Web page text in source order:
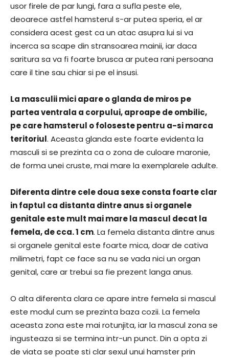
usor firele de par lungi, fara a sufla peste ele,
deoarece astfel hamsterul s-ar putea speria, el ar
considera acest gest ca un atac asupra lui si va
incerca sa scape din stransoarea mainii, iar daca
saritura sa va fi foarte brusca ar putea rani persoana
care il tine sau chiar si pe el insusi.
La masculii mici apare o glanda de miros pe
partea ventrala a corpului, aproape de ombilic,
pe care hamsterul o foloseste pentru a-si marca
teritoriul. Aceasta glanda este foarte evidenta la
masculi si se prezinta ca o zona de culoare maronie,
de forma unei cruste, mai mare la exemplarele adulte.
Diferenta dintre cele doua sexe consta foarte clar
in faptul ca distanta dintre anus si organele
genitale este mult mai mare la mascul decat la
femela, de cca. 1 cm. La femela distanta dintre anus
si organele genital este foarte mica, doar de cativa
milimetri, fapt ce face sa nu se vada nici un organ
genital, care ar trebui sa fie prezent langa anus.
O alta diferenta clara ce apare intre femela si mascul
este modul cum se prezinta baza cozii. La femela
aceasta zona este mai rotunjita, iar la mascul zona se
ingusteaza si se termina intr-un punct. Din a opta zi
de viata se poate sti clar sexul unui hamster prin